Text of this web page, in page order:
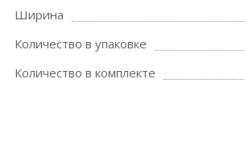
Ширина
Количество в упаковке
Количество в комплекте